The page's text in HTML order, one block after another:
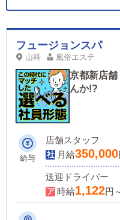
フュージョンスパ
山科 風俗エステ
京都新店
んか!?
給与
店舗スタッフ
月給350,000
送迎ドライバー
時給1,122円